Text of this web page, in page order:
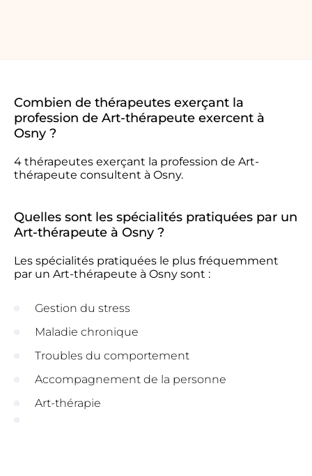
Combien de thérapeutes exerçant la
profession de Art-thérapeute exercent à
Osny ?
4 thérapeutes exerçant la profession de Art-
thérapeute consultent à Osny.
Quelles sont les spécialités pratiquées par un
Art-thérapeute à Osny ?
Les spécialités pratiquées le plus fréquemment
par un Art-thérapeute à Osny sont :
Gestion du stress
Maladie chronique
Troubles du comportement
Accompagnement de la personne
Art-thérapie